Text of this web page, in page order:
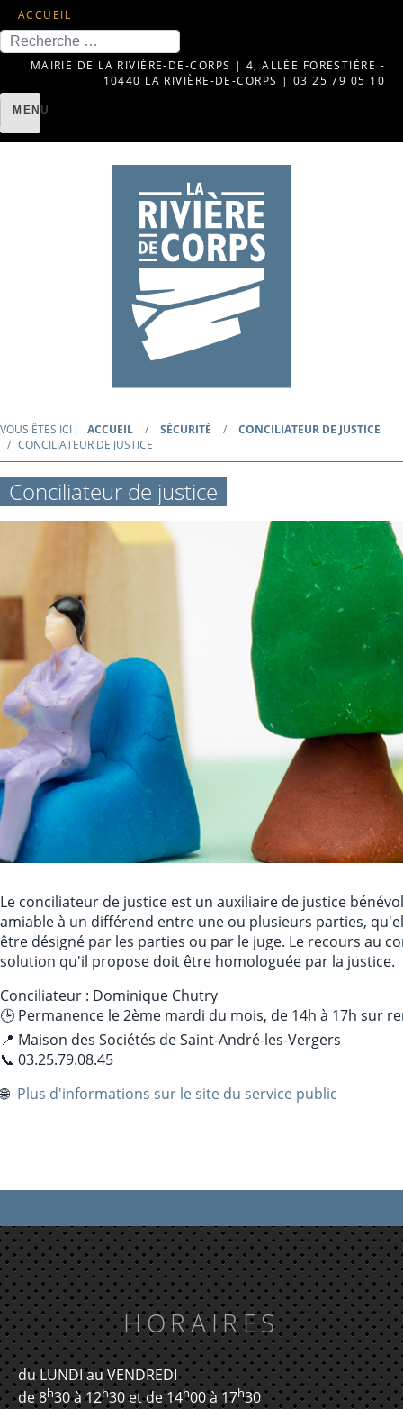
ACCUEIL
Recherche
MAIRIE DE LA RIVIÈRE-DE-CORPS | 4, ALLÉE FORESTIÈRE -
10440 LA RIVIÈRE-DE-CORPS | 03 25 79 05 10
VOUS ÊTES ICI : ACCUEIL SÉCURITÉ
CONCILIATEUR DE JUSTICE
CONCILIATEUR DE JUSTICE
Conciliateur de justice
Le conciliateur de justice est un auxiliaire de justice
amiable à un différend entre une ou plusieurs parties,
être désigné par les parties ou par le juge. Le recours au
solution qu'il propose doit être homologuée par la justice.
Conciliateur : Dominique Chutry
🕒 Permanence le 2ème mardi du mois, de 14h à 17h sur
📍 Maison des Sociétés de Saint-André-les-Vergers
📞 03.25.79.08.45
🌐 Plus d'informations sur le site du service public
HORAIRES
du LUNDI au VENDREDI
de 8h30 à 12h30 et de 14h00 à 17h30